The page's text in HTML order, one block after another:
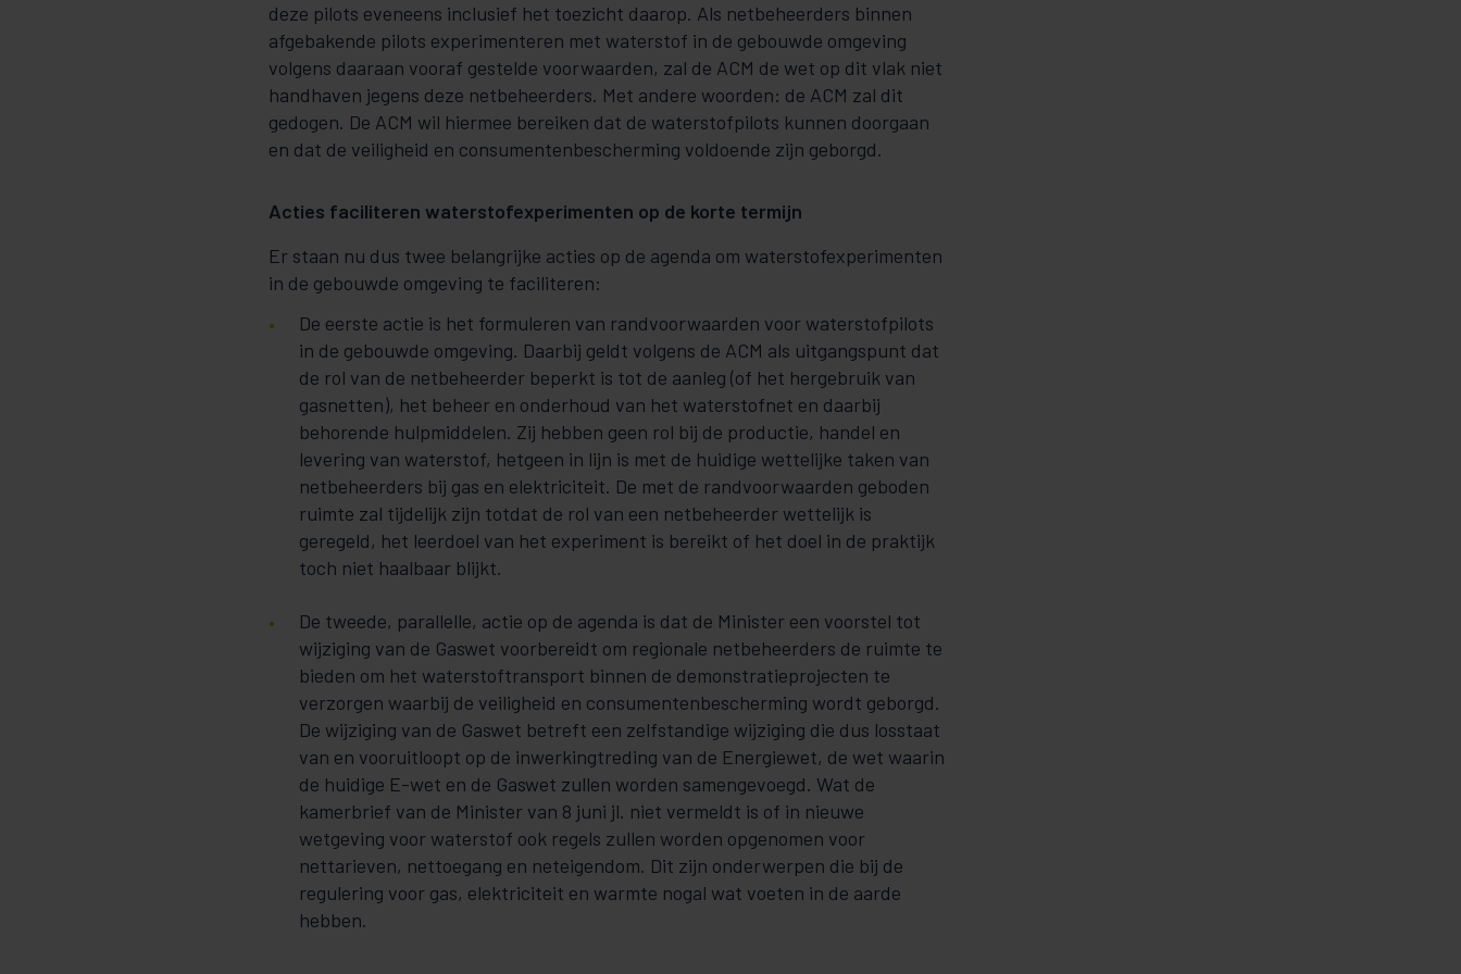
deze pilots eveneens inclusief het toezicht daarop. Als netbeheerders binnen
afgebakende pilots experimenteren met waterstof in de gebouwde omgeving
volgens daaraan vooraf gestelde voorwaarden, zal de ACM de wet op dit vlak niet
handhaven jegens deze netbeheerders. Met andere woorden: de ACM zal dit
gedogen. De ACM wil hiermee bereiken dat de waterstofpilots kunnen doorgaan
en dat de veiligheid en consumentenbescherming voldoende zijn geborgd.
Acties faciliteren waterstofexperimenten op de korte termijn
Er staan nu dus twee belangrijke acties op de agenda om waterstofexperimenten
in de gebouwde omgeving te faciliteren:
De eerste actie is het formuleren van randvoorwaarden voor waterstofpilots
in de gebouwde omgeving. Daarbij geldt volgens de ACM als uitgangspunt dat
de rol van de netbeheerder beperkt is tot de aanleg (of het hergebruik van
gasnetten), het beheer en onderhoud van het waterstofnet en daarbij
behorende hulpmiddelen. Zij hebben geen rol bij de productie, handel en
levering van waterstof, hetgeen in lijn is met de huidige wettelijke taken van
netbeheerders bij gas en elektriciteit. De met de randvoorwaarden geboden
ruimte zal tijdelijk zijn totdat de rol van een netbeheerder wettelijk is
geregeld, het leerdoel van het experiment is bereikt of het doel in de praktijk
toch niet haalbaar blijkt.
De tweede, parallelle, actie op de agenda is dat de Minister een voorstel tot
wijziging van de Gaswet voorbereidt om regionale netbeheerders de ruimte te
bieden om het waterstoftransport binnen de demonstratieprojecten te
verzorgen waarbij de veiligheid en consumentenbescherming wordt geborgd.
De wijziging van de Gaswet betreft een zelfstandige wijziging die dus losstaat
van en vooruitloopt op de inwerkingtreding van de Energiewet, de wet waarin
de huidige E-wet en de Gaswet zullen worden samengevoegd. Wat de
kamerbrief van de Minister van 8 juni jl. niet vermeldt is of in nieuwe
wetgeving voor waterstof ook regels zullen worden opgenomen voor
nettarieven, nettoegang en neteigendom. Dit zijn onderwerpen die bij de
regulering voor gas, elektriciteit en warmte nogal wat voeten in de aarde
hebben.